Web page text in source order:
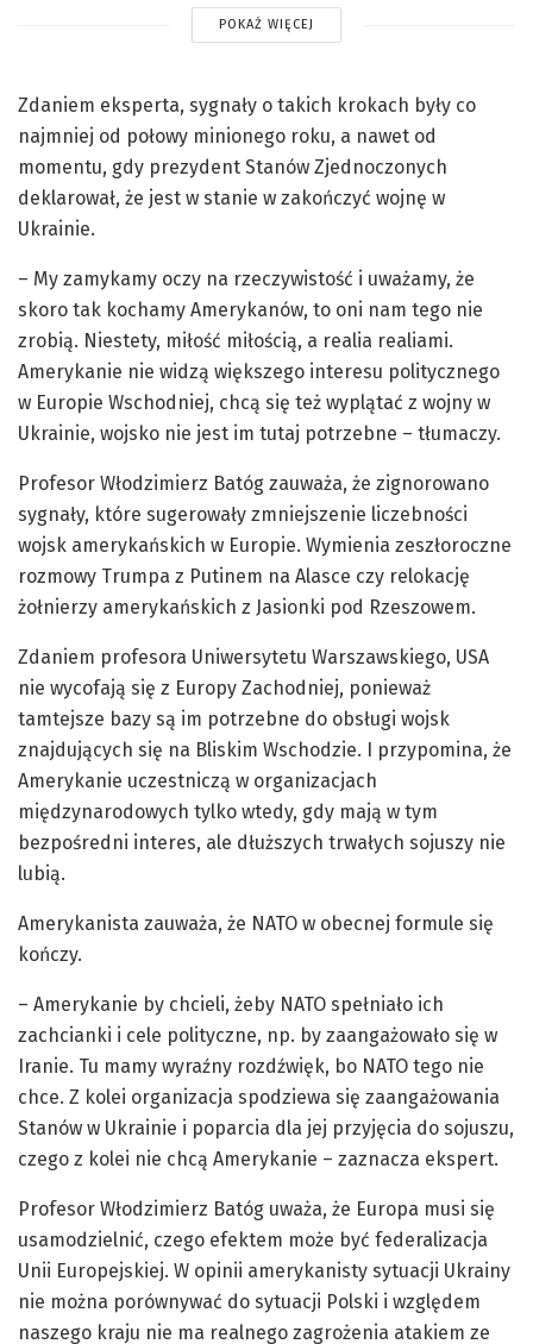
POKAŻ WIĘCEJ
Zdaniem eksperta, sygnały o takich krokach były co
najmniej od połowy minionego roku, a nawet od
momentu, gdy prezydent Stanów Zjednoczonych
deklarował, że jest w stanie w zakończyć wojnę w
Ukrainie.
– My zamykamy oczy na rzeczywistość i uważamy, że
skoro tak kochamy Amerykanów, to oni nam tego nie
zrobią. Niestety, miłość miłością, a realia realiami.
Amerykanie nie widzą większego interesu politycznego
w Europie Wschodniej, chcą się też wyplątać z wojny w
Ukrainie, wojsko nie jest im tutaj potrzebne – tłumaczy.
Profesor Włodzimierz Batóg zauważa, że zignorowano
sygnały, które sugerowały zmniejszenie liczebności
wojsk amerykańskich w Europie. Wymienia zeszłoroczne
rozmowy Trumpa z Putinem na Alasce czy relokację
żołnierzy amerykańskich z Jasionki pod Rzeszowem.
Zdaniem profesora Uniwersytetu Warszawskiego, USA
nie wycofają się z Europy Zachodniej, ponieważ
tamtejsze bazy są im potrzebne do obsługi wojsk
znajdujących się na Bliskim Wschodzie. I przypomina, że
Amerykanie uczestniczą w organizacjach
międzynarodowych tylko wtedy, gdy mają w tym
bezpośredni interes, ale dłuższych trwałych sojuszy nie
lubią.
Amerykanista zauważa, że NATO w obecnej formule się
kończy.
– Amerykanie by chcieli, żeby NATO spełniało ich
zachcianki i cele polityczne, np. by zaangażowało się w
Iranie. Tu mamy wyraźny rozdźwięk, bo NATO tego nie
chce. Z kolei organizacja spodziewa się zaangażowania
Stanów w Ukrainie i poparcia dla jej przyjęcia do sojuszu,
czego z kolei nie chcą Amerykanie – zaznacza ekspert.
Profesor Włodzimierz Batóg uważa, że Europa musi się
usamodzielnić, czego efektem może być federalizacja
Unii Europejskiej. W opinii amerykanisty sytuacji Ukrainy
nie można porównywać do sytuacji Polski i względem
naszego kraju nie ma realnego zagrożenia atakiem ze